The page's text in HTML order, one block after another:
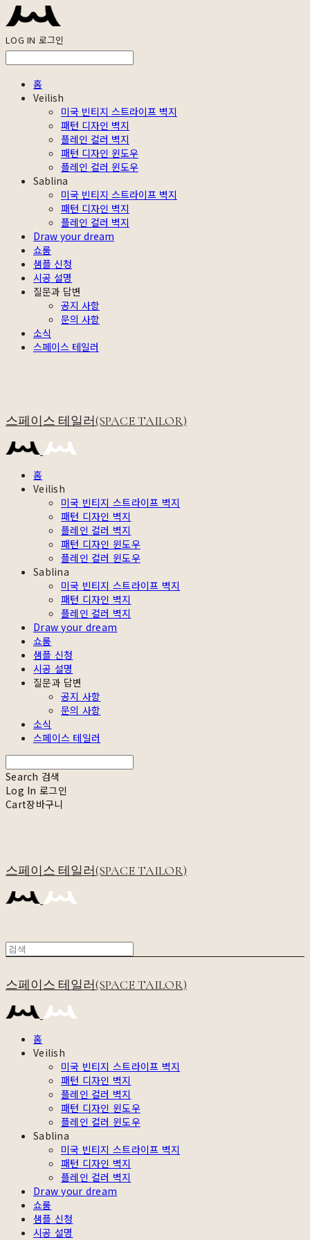
LOG IN 로그인
홈
Veilish
미국 빈티지 스트라이프 벽지
패턴 디자인 벽지
플레인 컬러 벽지
패턴 디자인 윈도우
플레인 컬러 윈도우
Sablina
미국 빈티지 스트라이프 벽지
패턴 디자인 벽지
플레인 컬러 벽지
Draw your dream
쇼룸
샘플 신청
시공 설명
질문과 답변
공지 사항
문의 사항
소식
스페이스 테일러
스페이스 테일러(SPACE TAILOR)
홈
Veilish
미국 빈티지 스트라이프 벽지
패턴 디자인 벽지
플레인 컬러 벽지
패턴 디자인 윈도우
플레인 컬러 윈도우
Sablina
미국 빈티지 스트라이프 벽지
패턴 디자인 벽지
플레인 컬러 벽지
Draw your dream
쇼룸
샘플 신청
시공 설명
질문과 답변
공지 사항
문의 사항
소식
스페이스 테일러
Search 검색
Log In 로그인
Cart장바구니
스페이스 테일러(SPACE TAILOR)
스페이스 테일러(SPACE TAILOR)
홈
Veilish
미국 빈티지 스트라이프 벽지
패턴 디자인 벽지
플레인 컬러 벽지
패턴 디자인 윈도우
플레인 컬러 윈도우
Sablina
미국 빈티지 스트라이프 벽지
패턴 디자인 벽지
플레인 컬러 벽지
Draw your dream
쇼룸
샘플 신청
시공 설명